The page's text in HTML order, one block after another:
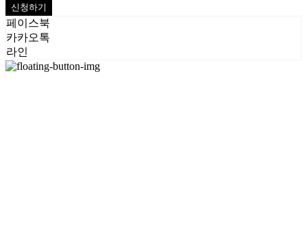
신청하기
페이스북
카카오톡
라인